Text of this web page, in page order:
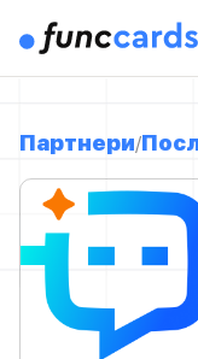
Партнери